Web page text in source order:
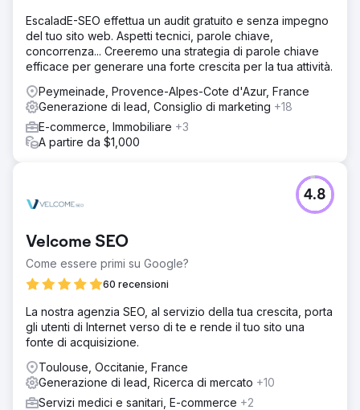
EscaladE-SEO effettua un audit gratuito e senza impegno
del tuo sito web. Aspetti tecnici, parole chiave,
concorrenza... Creeremo una strategia di parole chiave
efficace per generare una forte crescita per la tua attività.
Peymeinade, Provence-Alpes-Cote d'Azur, France
Generazione di lead, Consiglio di marketing +18
E-commerce, Immobiliare +3
A partire da $1,000
Velcome SEO
Come essere primi su Google?
60 recensioni
4.8
La nostra agenzia SEO, al servizio della tua crescita, porta
gli utenti di Internet verso di te e rende il tuo sito una
fonte di acquisizione.
Toulouse, Occitanie, France
Generazione di lead, Ricerca di mercato +10
Servizi medici e sanitari, E-commerce +2